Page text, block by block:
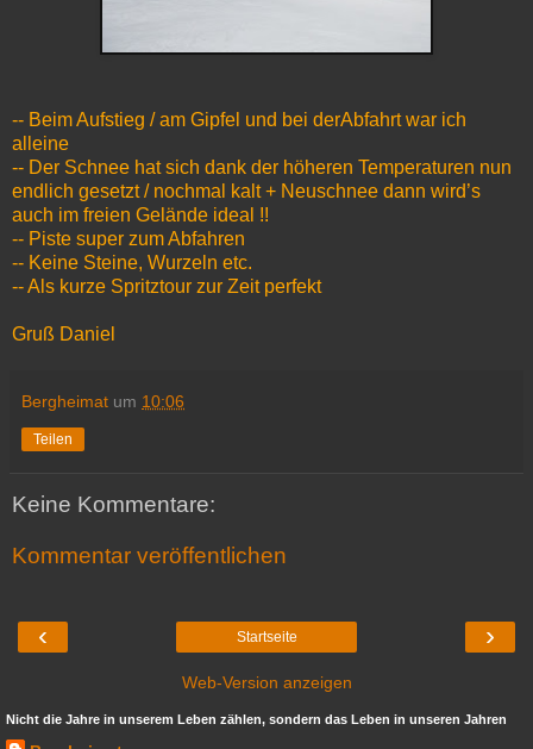
-- Beim Aufstieg / am Gipfel und bei derAbfahrt war ich
alleine
-- Der Schnee hat sich dank der höheren Temperaturen nun
endlich gesetzt / nochmal kalt + Neuschnee dann wird’s
auch im freien Gelände ideal !!
-- Piste super zum Abfahren
-- Keine Steine, Wurzeln etc.
-- Als kurze Spritztour zur Zeit perfekt
Gruß Daniel
Bergheimat um 10:06
Teilen
Keine Kommentare:
Kommentar veröffentlichen
‹ ›
Startseite
Web-Version anzeigen
Nicht die Jahre in unserem Leben zählen, sondern das Leben in unseren Jahren